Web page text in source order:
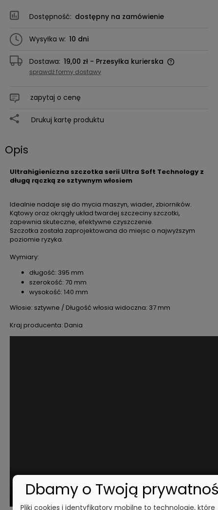
Dostępność: dostępny na zamówienie
Wysyłka w: 10 dni
Dostawa: 19,00 zł - Przesyłka kurierska
sprawdź formy dostawy
zapytaj o cenę
Drukuj kartę produktu
Opis
Ultrahigieniczna szczotka serii Ultra Soft Technology z
długą rączką ze sztywnym włosiem
Idealnie nadaje się do mycia maszyn, wiader, zbiorników.
Kątowy oraz okrągły układ twardej szczeciny szczotki,
zapewnia skuteczne, efektywne czyszczenie.
Szczotka została zaprojektowana do miejsc o najwyższym
poziomie ryzyka.
Wymiary:
długość: 395 mm
szerokość: 70 mm
wysokość: 140 mm
Włosie: sztywne / Długość włosia widoczna: 37 mm
Kraj producenta: Dania
Dbamy o Twoją
Pliki cookies i identyfikatory mobilne to technologie, które